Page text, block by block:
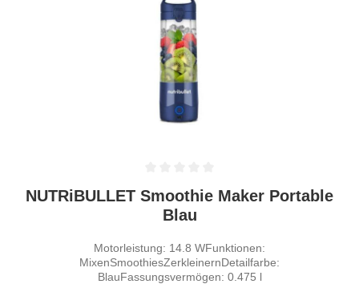
Durchschnittliche Bewertung von 0 von 5 Sternen
NUTRiBULLET Smoothie Maker Portable
Blau
Motorleistung: 14.8 WFunktionen:
MixenSmoothiesZerkleinernDetailfarbe:
BlauFassungsvermögen: 0.475 l